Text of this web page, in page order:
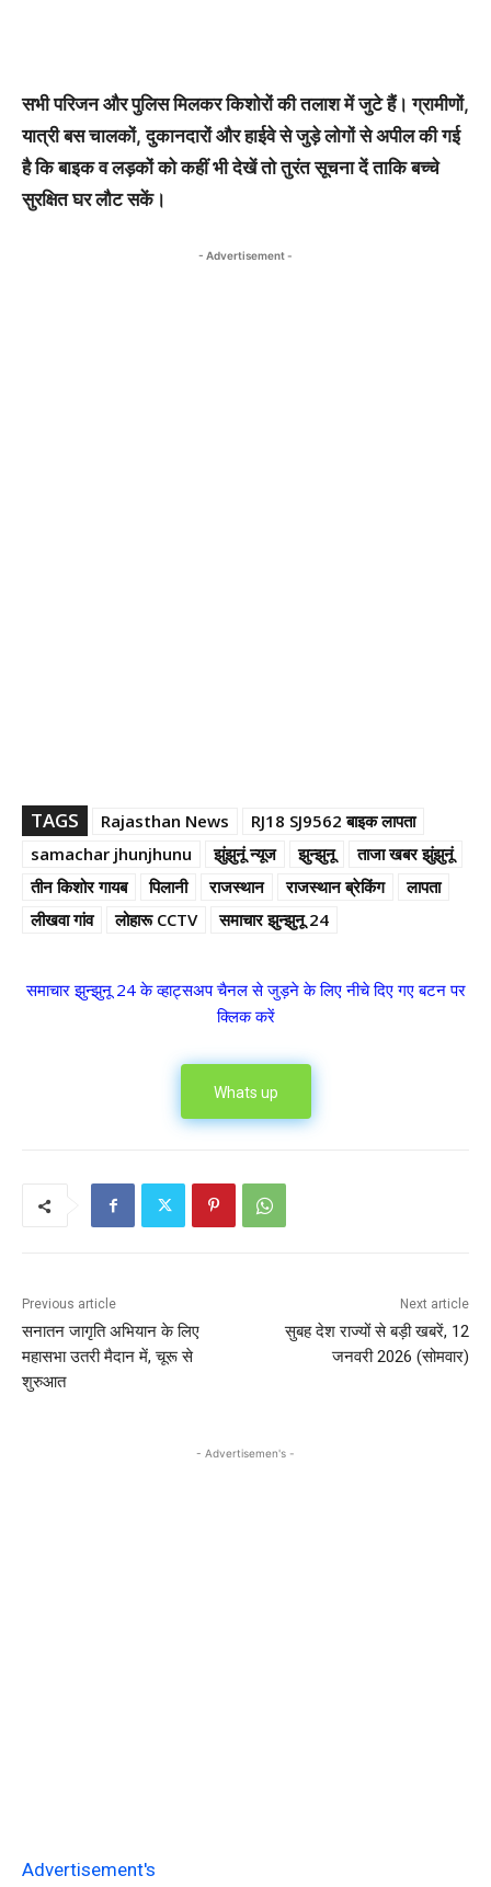
सभी परिजन और पुलिस मिलकर किशोरों की तलाश में जुटे हैं। ग्रामीणों,
यात्री बस चालकों, दुकानदारों और हाईवे से जुड़े लोगों से अपील की गई
है कि बाइक व लड़कों को कहीं भी देखें तो तुरंत सूचना दें ताकि बच्चे
सुरक्षित घर लौट सकें।
- Advertisement -
TAGS Rajasthan News
RJ18 SJ9562 बाइक लापता
samachar jhunjhunu
झुंझुनूं न्यूज झुन्झुनू
ताजा खबर झुंझुनूं
तीन किशोर गायब
पिलानी राजस्थान राजस्थान ब्रेकिंग
लापता
लीखवा गांव
लोहारू CCTV समाचार झुन्झुनू 24
समाचार झुन्झुनू 24 के व्हाट्सअप चैनल से जुड़ने के लिए नीचे दिए गए बटन पर
क्लिक करें
Whats up
Previous article
सनातन जागृति अभियान के लिए
महासभा उतरी मैदान में, चूरू से
शुरुआत
Next article
सुबह देश राज्यों से बड़ी खबरें, 12
जनवरी 2026 (सोमवार)
- Advertisemen's -
Advertisement's